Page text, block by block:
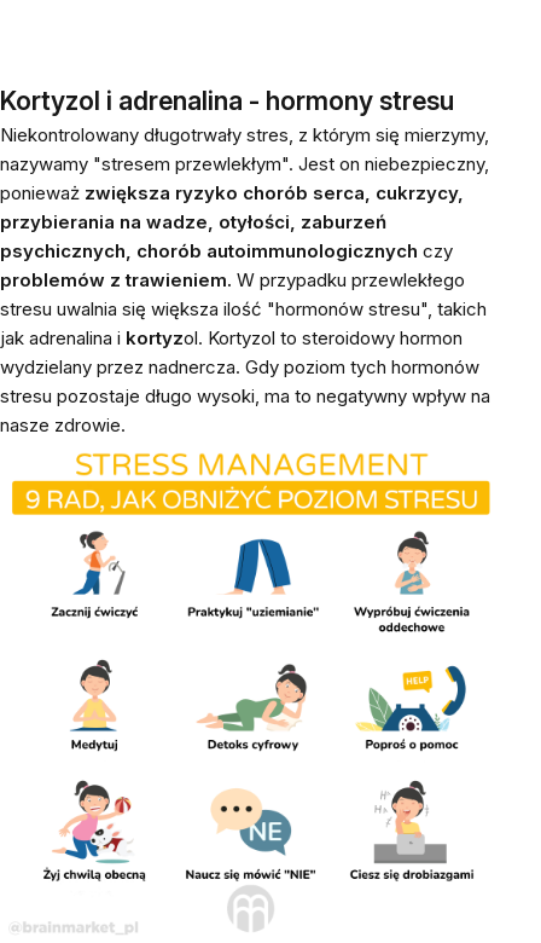
Kortyzol i adrenalina - hormony stresu
Niekontrolowany długotrwały stres, z którym się mierzymy,
nazywamy "stresem przewlekłym". Jest on niebezpieczny,
ponieważ zwiększa ryzyko chorób serca, cukrzycy,
przybierania na wadze, otyłości, zaburzeń
psychicznych, chorób autoimmunologicznych czy
problemów z trawieniem. W przypadku przewlekłego
stresu uwalnia się większa ilość "hormonów stresu", takich
jak adrenalina i kortyzol. Kortyzol to steroidowy hormon
wydzielany przez nadnercza. Gdy poziom tych hormonów
stresu pozostaje długo wysoki, ma to negatywny wpływ na
nasze zdrowie.